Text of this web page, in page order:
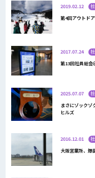
2019.02.12
第4回アウトド
2017.07.24
第13回社員総
2025.07.07
まさにゾック
ヒルズ
2016.12.01
大阪営業所、